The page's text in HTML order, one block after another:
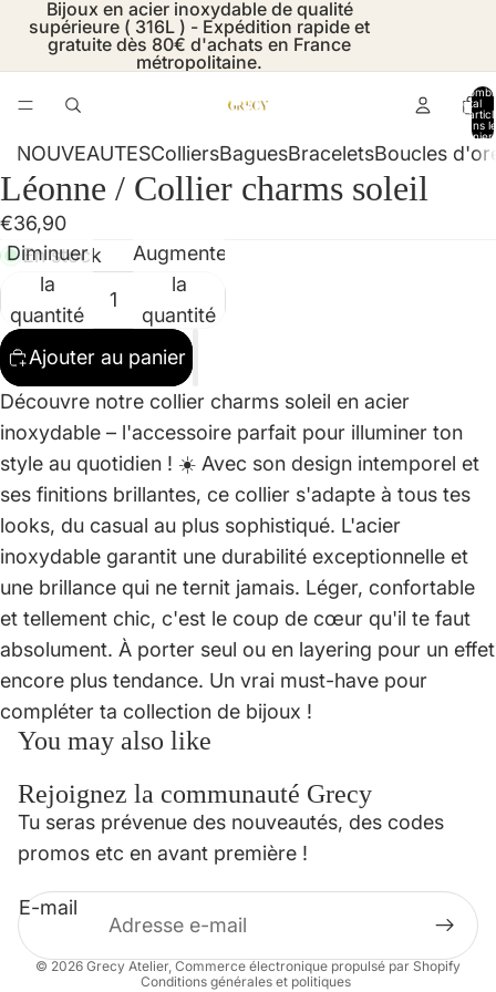
Bijoux en acier inoxydable de qualité
supérieure ( 316L ) - Expédition rapide et
gratuite dès 80€ d'achats en France
métropolitaine.
total
dans le
NOUVEAUTESColliersBaguesBraceletsBoucles
Ouvrir
l’image
en
plein
écran
Ouvrir
l’image
en
plein
écran
Ouvrir
l’image
en
plein
écran
Ouvrir
l’image
en
plein
écran
Ouvrir
l’image
en
plein
écran
Ouvrir
l’image
en
plein
écran
Ouvrir
l’image
en
plein
écran
Ouvrir
l’image
en
plein
écran
Ouvrir
l’image
en
plein
écran
Léonne / Collier charms soleil
€36,90
En stock
Diminuer
la
quantité
Augmenter
la
quantité
Ajouter au panier
Découvre notre collier charms soleil en acier
inoxydable – l'accessoire parfait pour illuminer ton
style au quotidien ! ☀️ Avec son design intemporel et
ses finitions brillantes, ce collier s'adapte à tous tes
looks, du casual au plus sophistiqué. L'acier
inoxydable garantit une durabilité exceptionnelle et
une brillance qui ne ternit jamais. Léger, confortable
et tellement chic, c'est le coup de cœur qu'il te faut
absolument. À porter seul ou en layering pour un effet
encore plus tendance. Un vrai must-have pour
compléter ta collection de bijoux !
You may also like
Rejoignez la communauté Grecy
Tu seras prévenue des nouveautés, des codes
promos etc en avant première !
E-mail
© 2026 Grecy Atelier, Commerce électronique propulsé par Shopify
Conditions générales et politiques
Politique de confidentialité
Politique de remboursement
Mentions légales